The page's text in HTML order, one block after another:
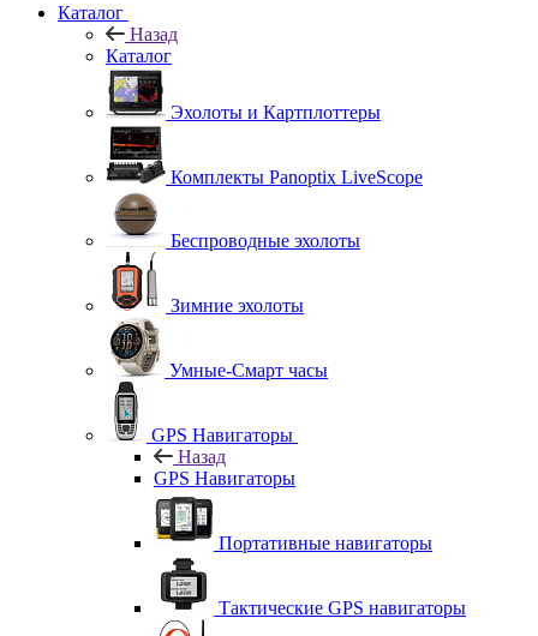
Каталог
Назад
Каталог
Эхолоты и Картплоттеры
Комплекты Panoptix LiveScope
Беспроводные эхолоты
Зимние эхолоты
Умные-Смарт часы
GPS Навигаторы
Назад
GPS Навигаторы
Портативные навигаторы
Тактические GPS навигаторы